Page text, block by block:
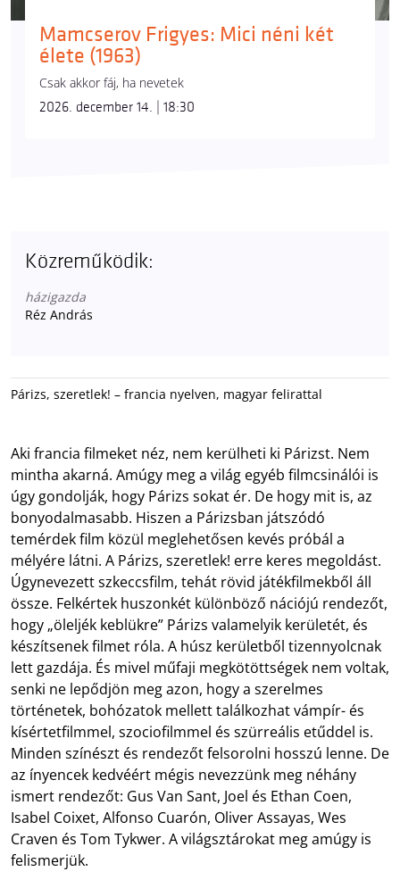
Mamcserov Frigyes: Mici néni két
élete (1963)
Csak akkor fáj, ha nevetek
2026. december 14. | 18:30
Közreműködik:
házigazda
Réz András
Párizs, szeretlek! – francia nyelven, magyar felirattal
Aki francia filmeket néz, nem kerülheti ki Párizst. Nem
mintha akarná. Amúgy meg a világ egyéb filmcsinálói is
úgy gondolják, hogy Párizs sokat ér. De hogy mit is, az
bonyodalmasabb. Hiszen a Párizsban játszódó
temérdek film közül meglehetősen kevés próbál a
mélyére látni. A Párizs, szeretlek! erre keres megoldást.
Úgynevezett szkeccsfilm, tehát rövid játékfilmekből áll
össze. Felkértek huszonkét különböző nációjú rendezőt,
hogy „öleljék keblükre” Párizs valamelyik kerületét, és
készítsenek filmet róla. A húsz kerületből tizennyolcnak
lett gazdája. És mivel műfaji megkötöttségek nem voltak,
senki ne lepődjön meg azon, hogy a szerelmes
történetek, bohózatok mellett találkozhat vámpír- és
kísértetfilmmel, szociofilmmel és szürreális etűddel is.
Minden színészt és rendezőt felsorolni hosszú lenne. De
az ínyencek kedvéért mégis nevezzünk meg néhány
ismert rendezőt: Gus Van Sant, Joel és Ethan Coen,
Isabel Coixet, Alfonso Cuarón, Oliver Assayas, Wes
Craven és Tom Tykwer. A világsztárokat meg amúgy is
felismerjük.